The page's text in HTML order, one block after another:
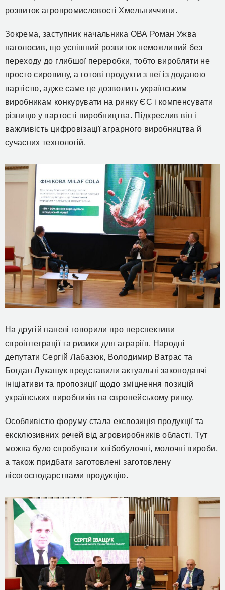
розвиток агропромисловості Хмельниччини.
Зокрема, заступник начальника ОВА Роман Ужва
наголосив, що успішний розвиток неможливий без
переходу до глибшої переробки, тобто виробляти не
просто сировину, а готові продукти з неї із доданою
вартістю, адже саме це дозволить українським
виробникам конкурувати на ринку ЄС і компенсувати
різницю у вартості виробництва. Підкреслив він і
важливість цифровізації аграрного виробництва й
сучасних технологій.
На другій панелі говорили про перспективи
євроінтеграції та ризики для аграріїв. Народні
депутати Сергій Лабазюк, Володимир Ватрас та
Богдан Лукашук представили актуальні законодавчі
ініціативи та пропозиції щодо зміцнення позицій
українських виробників на європейському ринку.
Особливістюфоруму стала експозиція продукції та
ексклюзивних речей від агровиробників області.Тут
можна було спробувати хлібобулочні, молочні вироби,
а також придбати заготовлені заготовлену
лісогосподарствами продукцію.